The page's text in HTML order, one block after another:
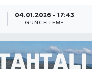
04.01.2026 - 17:43
GÜNCELLEME